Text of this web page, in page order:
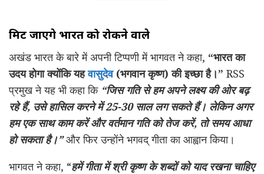
मिट जाएंगे भारत को रोकने वाले
अखंड भारत के बारे में अपनी टिप्पणी में भागवत ने कहा, “भारत का
उदय होगा क्योंकि यहवासुदेव(भगवान कृष्ण) की इच्छा है।” RSS
प्रमुख ने यह भी कहा कि “जिस गति से हम अपने लक्ष्य की ओर बढ़
रहे हैं, उसे हासिल करने में 25-30 साल लग सकते हैं। लेकिन अगर
हम एक साथ काम करें और वर्तमान गति को तेज करें, तो समय आधा
हो सकता है।” और फिर उन्होंने भगवद् गीता का आह्वान किया।
भागवत ने कहा, “हमें गीता में श्री कृष्ण के शब्दों को याद रखना चाहिए